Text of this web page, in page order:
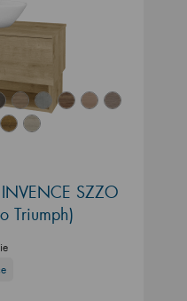
SZZO
Triumph)